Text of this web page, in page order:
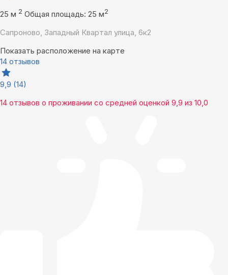
25 м 2 Общая площадь: 25 м2
Сапроново, Западный Квартал улица, 6к2
Показать расположение на карте
14 отзывов
9,9 (14)
14 отзывов о проживании со средней оценкой 9,9 из 10,0